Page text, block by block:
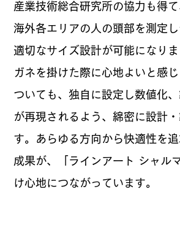
産業技術総合研究所の協力も得
海外各エリアの人の頭部を測定
適切なサイズ設計が可能になり
ガネを掛けた際に心地よいと感
ついても、独自に設定し数値化
が再現されるよう、綿密に設計
す。あらゆる方向から快適性を
成果が、「ラインアート シャル
け心地につながっています。